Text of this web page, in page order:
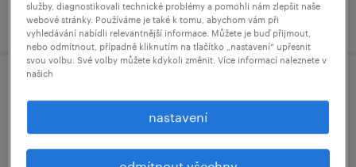
uveřejněno 24 července 2026
stálý úvazek
služby, diagnostikovali technické problémy a pomohli nám zlepšit naše
webové stránky. Používáme je také k tomu, abychom vám při
vyhledávání nabídli relevantnější informace. Můžete je buď přijmout,
nebo odmítnout, případně kliknutím na tlačítko „nastavení“ upřesnit
svou volbu. Své volby můžete kdykoli změnit. Více informací naleznete v
našich
nastavení